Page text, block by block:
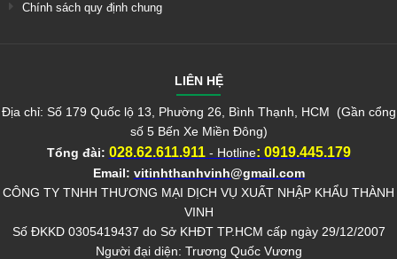
Chính sách quy định chung
LIÊN HỆ
Địa chỉ: Số 179 Quốc lộ 13, Phường 26, Bình Thạnh, HCM (Gần cổng
số 5 Bến Xe Miền Đông)
Tổng đài: 028.62.611.911 - Hotline: 0919.445.179
Email: vitinhthanhvinh@gmail.com
CÔNG TY TNHH THƯƠNG MẠI DỊCH VỤ XUẤT NHẬP KHẨU THÀNH
VINH
Số ĐKKD 0305419437 do Sở KHĐT TP.HCM cấp ngày 29/12/2007
Người đại diện: Trương Quốc Vương